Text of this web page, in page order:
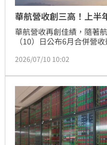
華航營收創三高！上半
華航營收再創佳績，隨著
（10）日公布6月合併營
半年三項歷史同期新高。
求帶動下，營運動能持續
2026/07/10 10:02